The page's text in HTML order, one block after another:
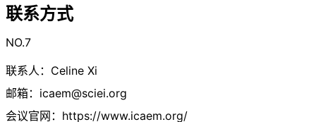
联系方式
NO.7
联系人：Celine Xi
邮箱： icaem@sciei.org
会议官网：https://www.icaem.org/